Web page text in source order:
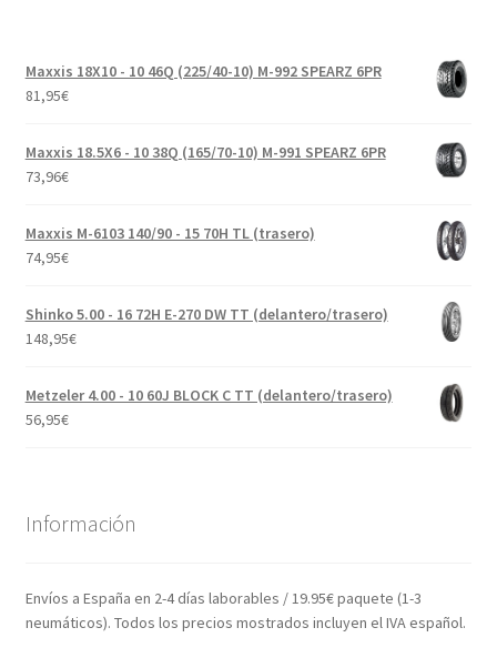
Maxxis 18X10 - 10 46Q (225/40-10) M-992 SPEARZ 6PR
81,95€
Maxxis 18.5X6 - 10 38Q (165/70-10) M-991 SPEARZ 6PR
73,96€
Maxxis M-6103 140/90 - 15 70H TL (trasero)
74,95€
Shinko 5.00 - 16 72H E-270 DW TT (delantero/trasero)
148,95€
Metzeler 4.00 - 10 60J BLOCK C TT (delantero/trasero)
56,95€
Información
Envíos a España en 2-4 días laborables / 19.95€ paquete (1-3
neumáticos). Todos los precios mostrados incluyen el IVA español.